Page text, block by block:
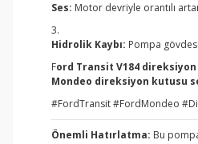
Ses: Motor devriyle orantılı
Hidrolik Kaybı: Pompa
Ford Transit V184 direksiyon
Mondeo direksiyon kutusu
#FordTransit #FordMondeo
Önemli Hatırlatma: Bu